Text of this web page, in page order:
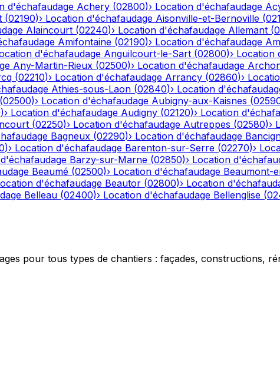
d'échafaudage Achery (02800)› Location d'échafaudage
(02190)› Location d'échafaudage Aisonville-et-Bernoville (
Alaincourt (02240)› Location d'échafaudage Allemant (
Amifontaine (02190)› Location d'échafaudage
d'échafaudage Anguilcourt-le-Sart (02800)› Location
Any-Martin-Rieux (02500)› Location d'échafaudage
(02210)› Location d'échafaudage Arrancy (02860)›
Athies-sous-Laon (02840)› Location
(02500)› Location d'échafaudage Aubigny-aux-Kaisnes (
)› Location d'échafaudage Audigny (02120)› Location
(02250)› Location d'échafaudage Autreppes (02580)›
Bagneux (02290)› Location d'échafaudage
)› Location d'échafaudage Barenton-sur-Serre (02270)›
Barzy-sur-Marne (02850)› Location
Beaumé (02500)› Location d'échafaudage Beaumont-
d'échafaudage Beautor (02800)› Location
Belleau (02400)› Location d'échafaudage Bellenglise (
pour tous types de chantiers : façades, constructions,